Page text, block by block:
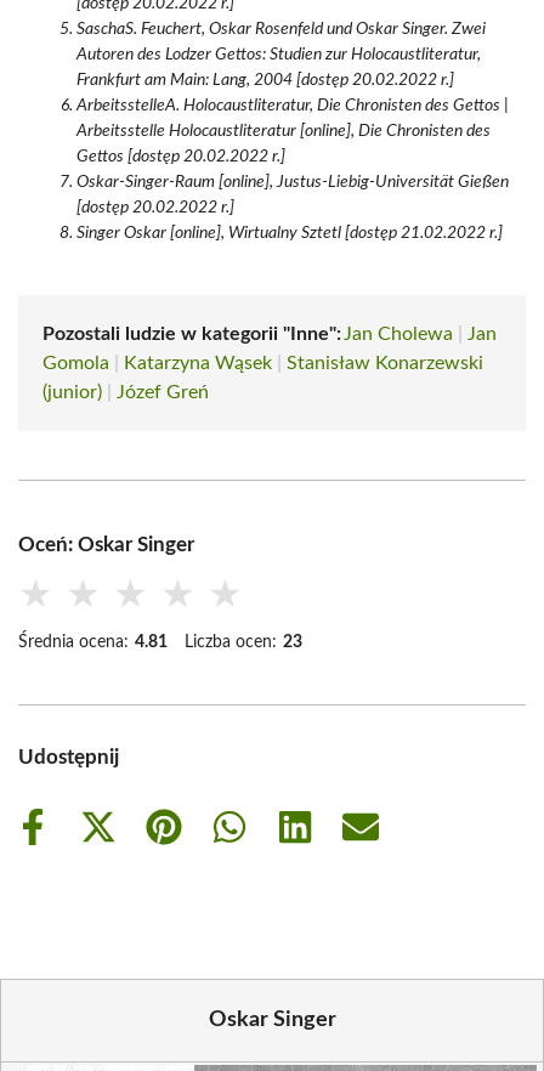
[dostęp 20.02.2022 r.]
SaschaS. Feuchert, Oskar Rosenfeld und Oskar Singer. Zwei
Autoren des Lodzer Gettos: Studien zur Holocaustliteratur,
Frankfurt am Main: Lang, 2004 [dostęp 20.02.2022 r.]
ArbeitsstelleA. Holocaustliteratur, Die Chronisten des Gettos |
Arbeitsstelle Holocaustliteratur [online], Die Chronisten des
Gettos [dostęp 20.02.2022 r.]
Oskar-Singer-Raum [online], Justus-Liebig-Universität Gießen
[dostęp 20.02.2022 r.]
Singer Oskar [online], Wirtualny Sztetl [dostęp 21.02.2022 r.]
Pozostali ludzie w kategorii "Inne": Jan Cholewa
Jan
Gomola
Katarzyna Wąsek
Stanisław Konarzewski
(junior)
Józef Greń
Oceń: Oskar Singer
★ ★ ★ ★ ★
Średnia ocena: 4.81 Liczba ocen: 23
Udostępnij
Share
Share
Share
Share
Share
Share
Oskar Singer